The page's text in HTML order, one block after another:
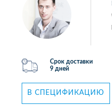
Срок доставки
9 дней
В СПЕЦИФИКАЦИЮ